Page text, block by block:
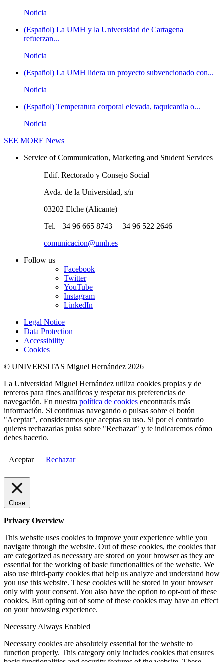
Noticia
(Español) La UMH y la Universidad de Cartagena
refuerzan...
Noticia
(Español) La UMH lidera un proyecto subvencionado con...
Noticia
(Español) Temperatura corporal elevada, taquicardia o...
Noticia
SEE MORE News
Service of Communication, Marketing and Student Services
Edif. Rectorado y Consejo Social
Avda. de la Universidad, s/n
03202 Elche (Alicante)
Tel. +34 96 665 8743 | +34 96 522 2646
comunicacion@umh.es
Follow us
Facebook
Twitter
YouTube
Instagram
LinkedIn
Legal Notice
Data Protection
Accessibility
Cookies
© UNIVERSITAS Miguel Hernández 2026
La Universidad Miguel Hernández utiliza cookies propias y de
terceros para fines analíticos y respetar tus preferencias de
navegación. En nuestra política de cookies encontrarás más
información. Si continuas navegando o pulsas sobre el botón
"Aceptar", consideramos que aceptas su uso. Si por el contrario
quieres rechazarlas pulsa sobre "Rechazar" y te indicaremos cómo
debes hacerlo.
Aceptar Rechazar
Close
Privacy Overview
This website uses cookies to improve your experience while you
navigate through the website. Out of these cookies, the cookies that
are categorized as necessary are stored on your browser as they are
essential for the working of basic functionalities of the website. We
also use third-party cookies that help us analyze and understand how
you use this website. These cookies will be stored in your browser
only with your consent. You also have the option to opt-out of these
cookies. But opting out of some of these cookies may have an effect
on your browsing experience.
Necessary Always Enabled
Necessary cookies are absolutely essential for the website to
function properly. This category only includes cookies that ensures